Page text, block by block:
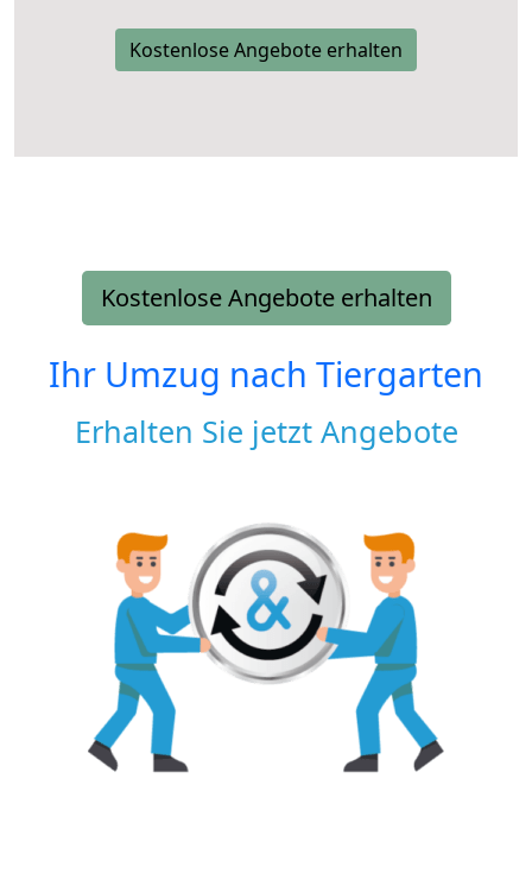
Kostenlose Angebote erhalten
Kostenlose Angebote erhalten
Ihr Umzug nach Tiergarten
Erhalten Sie jetzt Angebote